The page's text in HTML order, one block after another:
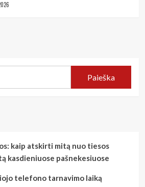
Paieška
kaip atskirti mitą nuo tiesos
kasdieniuose pašnekesiuose
telefono tarnavimo laiką